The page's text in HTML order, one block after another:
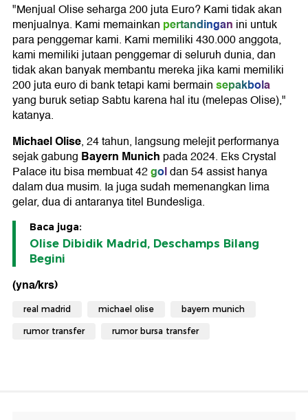
"Menjual Olise seharga 200 juta Euro? Kami tidak akan
menjualnya. Kami memainkan pertandingan ini untuk
para penggemar kami. Kami memiliki 430.000 anggota,
kami memiliki jutaan penggemar di seluruh dunia, dan
tidak akan banyak membantu mereka jika kami memiliki
200 juta euro di bank tetapi kami bermainsepakbola
yang buruk setiap Sabtu karena hal itu (melepas Olise),"
katanya.
Michael Olise, 24 tahun, langsung melejit performanya
sejak gabung Bayern Munich pada 2024. Eks Crystal
Palace itu bisa membuat 42goldan 54 assist hanya
dalam dua musim. Ia juga sudah memenangkan lima
gelar, dua di antaranya titel Bundesliga.
Baca juga:
Olise Dibidik Madrid, Deschamps Bilang
Begini
(yna/krs)
real madrid michael olise bayern munich
rumor transfer rumor bursa transfer